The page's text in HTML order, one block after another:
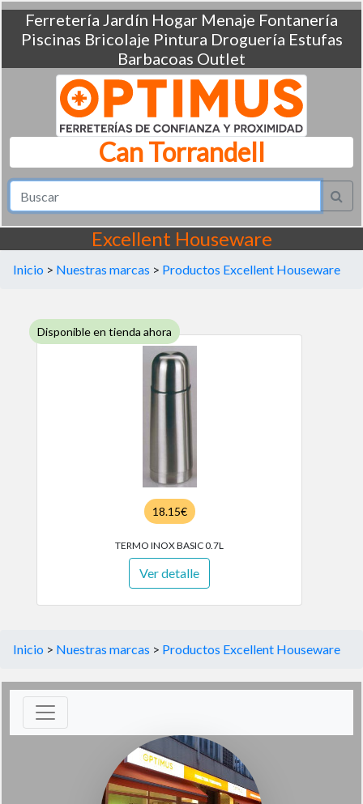
Ferretería Jardín Hogar Menaje Fontanería
Piscinas Bricolaje Pintura Droguería Estufas
Barbacoas Outlet
Can Torrandell
Excellent Houseware
Inicio > Nuestras marcas > Productos Excellent Houseware
Disponible en tienda ahora
18.15€
TERMO INOX BASIC 0.7L
Ver detalle
Inicio > Nuestras marcas > Productos Excellent Houseware